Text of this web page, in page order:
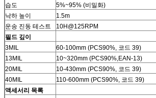
습도
5%~95% (비밀화)
낙하 높이
1.5m
운송 진동 테스트
10H@125RPM
필드 깊이
3MIL
60-100mm (PCS90%, 코드 39)
13MIL
10~320mm (PCS90%,EAN-13)
20MIL
10-430mm (PCS90%, 코드 39)
40MIL
110-600mm (PCS90%, 코드 39)
액세서리 목록